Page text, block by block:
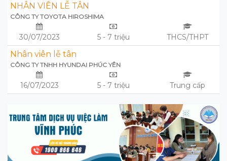
NHÂN VIÊN LỄ TÂN
CÔNG TY TOYOTA HIROSHIMA
30/07/2023 5 - 7 triệu THCS/THPT
Nhân viên lễ tân
CÔNG TY TNHH HYUNDAI PHÚC YÊN
16/07/2023 5 - 7 triệu Trung cấp